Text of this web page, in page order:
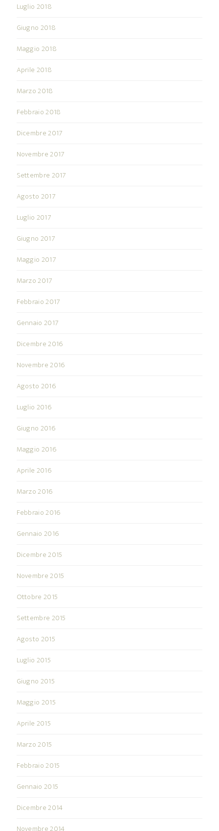
Luglio 2018
Giugno 2018
Maggio 2018
Aprile 2018
Marzo 2018
Febbraio 2018
Dicembre 2017
Novembre 2017
Settembre 2017
Agosto 2017
Luglio 2017
Giugno 2017
Maggio 2017
Marzo 2017
Febbraio 2017
Gennaio 2017
Dicembre 2016
Novembre 2016
Agosto 2016
Luglio 2016
Giugno 2016
Maggio 2016
Aprile 2016
Marzo 2016
Febbraio 2016
Gennaio 2016
Dicembre 2015
Novembre 2015
Ottobre 2015
Settembre 2015
Agosto 2015
Luglio 2015
Giugno 2015
Maggio 2015
Aprile 2015
Marzo 2015
Febbraio 2015
Gennaio 2015
Dicembre 2014